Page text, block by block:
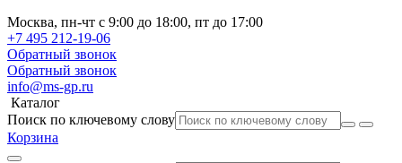
Москва, пн-чт с 9:00 до 18:00, пт до 17:00
+7 495 212-19-06
Обратный звонок
Обратный звонок
info@ms-gp.ru
Каталог
Поиск по ключевому слову
Корзина